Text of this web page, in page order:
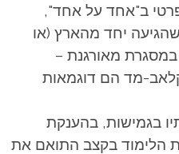
ב"אחד על אחד",
יחד מהארץ (או
מאורגנת –
מד הם דוגמאות
בגמישות, בהענקת
הלימוד בקצב התואם את